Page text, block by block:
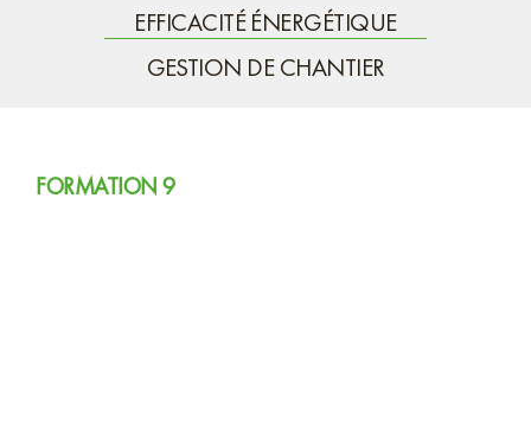
EFFICACITÉ ÉNERGÉTIQUE
GESTION DE CHANTIER
FORMATION 9